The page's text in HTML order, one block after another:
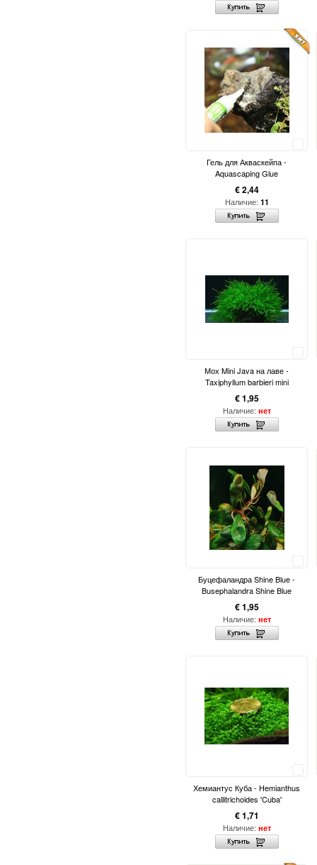
Гель для Акваскейпа -
Aquascaping Glue
€ 2,44
Наличие: 11
Мох Mini Java на лаве -
Taxiphyllum barbieri mini
€ 1,95
Наличие: нет
Буцефаландра Shine Blue -
Busephalandra Shine Blue
€ 1,95
Наличие: нет
Хемиантус Куба - Hemianthus
callitrichoides 'Cuba'
€ 1,71
Наличие: нет